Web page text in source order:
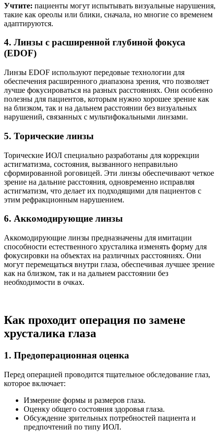
Учтите: пациенты могут испытывать визуальные нарушения,
такие как ореолы или блики, сначала, но многие со временем
адаптируются.
4. Линзы с расширенной глубиной фокуса
(EDOF)
Линзы EDOF используют передовые технологии для
обеспечения расширенного диапазона зрения, что позволяет
лучше фокусироваться на разных расстояниях. Они особенно
полезны для пациентов, которым нужно хорошее зрение как
на близком, так и на дальнем расстоянии без визуальных
нарушений, связанных с мультифокальными линзами.
5. Торические линзы
Торические ИОЛ специально разработаны для коррекции
астигматизма, состояния, вызванного неправильно
сформированной роговицей. Эти линзы обеспечивают четкое
зрение на дальние расстояния, одновременно исправляя
астигматизм, что делает их подходящими для пациентов с
этим рефракционным нарушением.
6. Аккомодирующие линзы
Аккомодирующие линзы предназначены для имитации
способности естественного хрусталика изменять форму для
фокусировки на объектах на различных расстояниях. Они
могут перемещаться внутри глаза, обеспечивая лучшее зрение
как на близком, так и на дальнем расстоянии без
необходимости в очках.
Как проходит операция по замене
хрусталика глаза
1. Предоперационная оценка
Перед операцией проводится тщательное обследование глаз,
которое включает:
Измерение формы и размеров глаза.
Оценку общего состояния здоровья глаза.
Обсуждение зрительных потребностей пациента и
предпочтений по типу ИОЛ.